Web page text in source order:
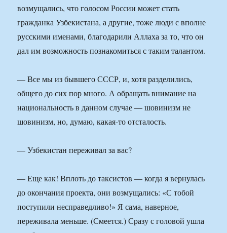
возмущались, что голосом России может стать
гражданка Узбекистана, а другие, тоже люди с вполне
русскими именами, благодарили Аллаха за то, что он
дал им возможность познакомиться с таким талантом.
— Все мы из бывшего СССР, и, хотя разделились,
общего до сих пор много. А обращать внимание на
национальность в данном случае — шовинизм не
шовинизм, но, думаю, какая-то отсталость.
— Узбекистан переживал за вас?
— Еще как! Вплоть до таксистов — когда я вернулась
до окончания проекта, они возмущались: «С тобой
поступили несправедливо!» Я сама, наверное,
переживала меньше. (Смеется.) Сразу с головой ушла